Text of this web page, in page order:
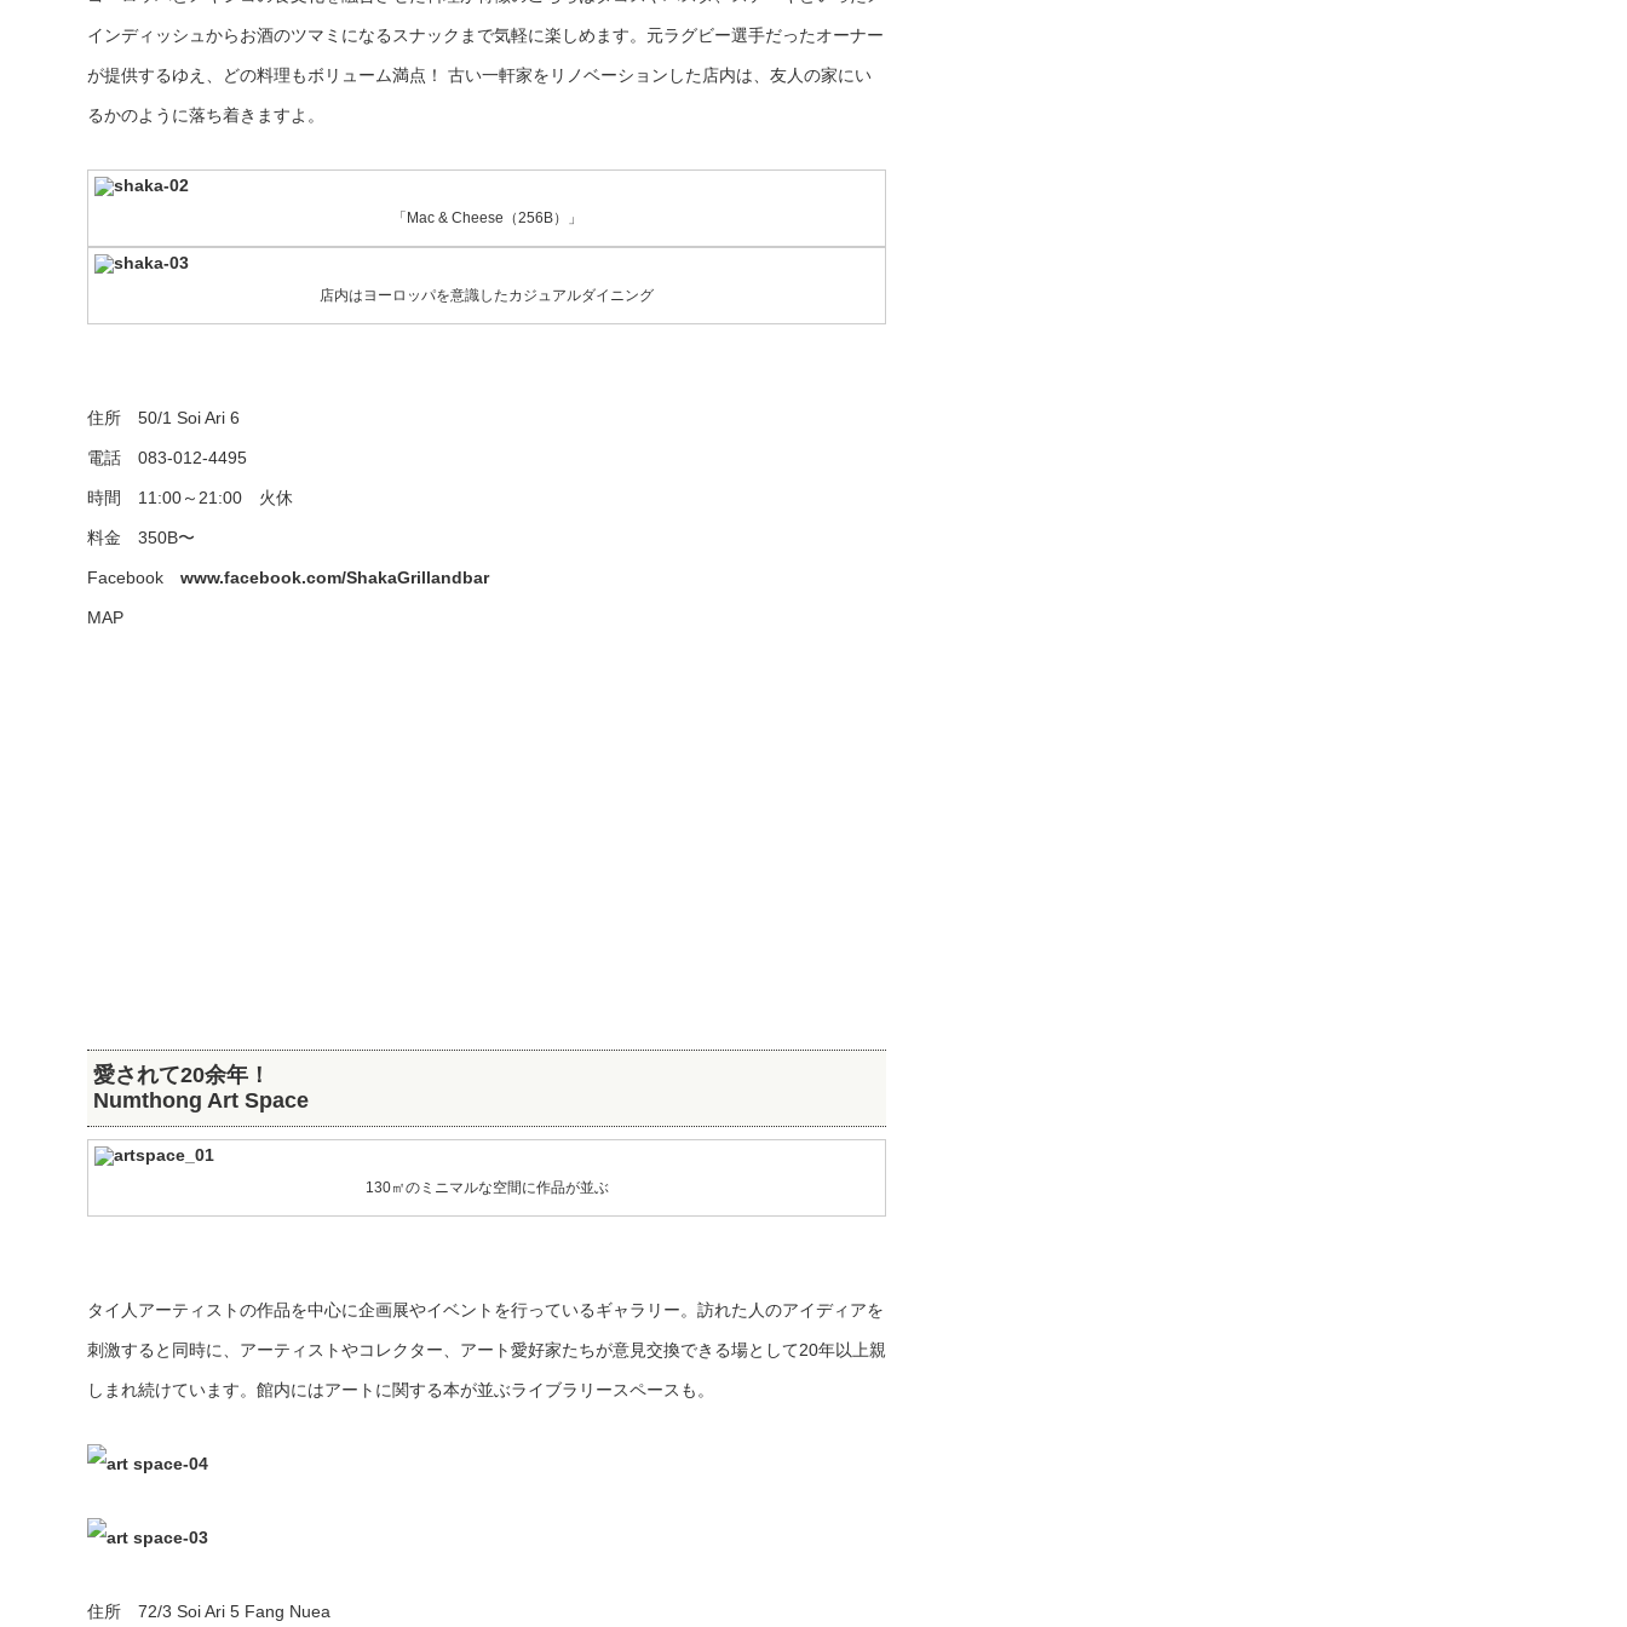
インディッシュからお酒のツマミになるスナックまで気軽に楽しめます。元ラグビー選手だったオーナー
が提供するゆえ、どの料理もボリューム満点！ 古い一軒家をリノベーションした店内は、友人の家にい
るかのように落ち着きますよ。
「Mac & Cheese（256B）」
店内はヨーロッパを意識したカジュアルダイニング
住所 50/1 Soi Ari 6
電話 083-012-4495
時間 11:00～21:00 火休
料金 350B〜
Facebook www.facebook.com/ShakaGrillandbar
MAP
愛されて20余年！
Numthong Art Space
130㎡のミニマルな空間に作品が並ぶ
タイ人アーティストの作品を中心に企画展やイベントを行っているギャラリー。訪れた人のアイディアを
刺激すると同時に、アーティストやコレクター、アート愛好家たちが意見交換できる場として20年以上親
しまれ続けています。館内にはアートに関する本が並ぶライブラリースペースも。
住所 72/3 Soi Ari 5 Fang Nuea